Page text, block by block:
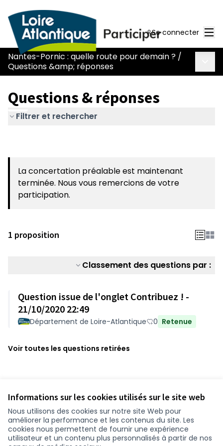
Informations sur les cookies utilisés sur le site web
Nous utilisons des cookies sur notre site Web pour
améliorer la performance et les contenus du site. Les
cookies nous permettent de fournir une expérience
utilisateur et un contenu plus personnalisés à partir de nos
Se connecter
Nantes-Pornic : quelle route pour demain ? /
Questions &amp; réponses
Questions & réponses
Filtrer et rechercher
La concertation préalable est maintenant
terminée. Nous vous remercions de votre
participation.
1 proposition
Classement des questions par :
Question issue de l'onglet Contribuez ! -
21/10/2020 22:49
Département de Loire-Atlantique 0 Retenue
Voir toutes les questions retirées